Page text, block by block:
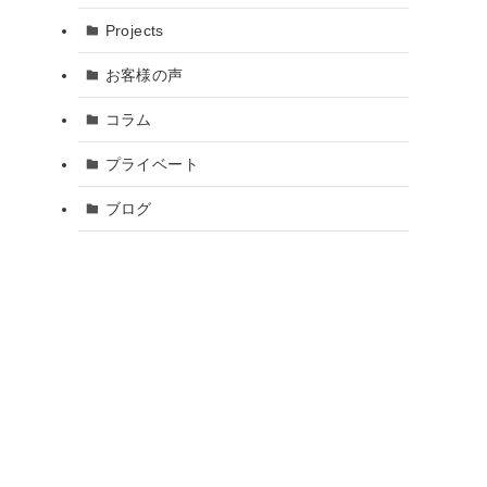
Projects
お客様の声
コラム
プライベート
ブログ